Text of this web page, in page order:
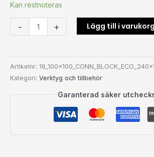
Kan restnoteras
- + Lägg till i varukorg
Artikelnr:
Kategori: Verktyg och tillbehör
Garanterad säker